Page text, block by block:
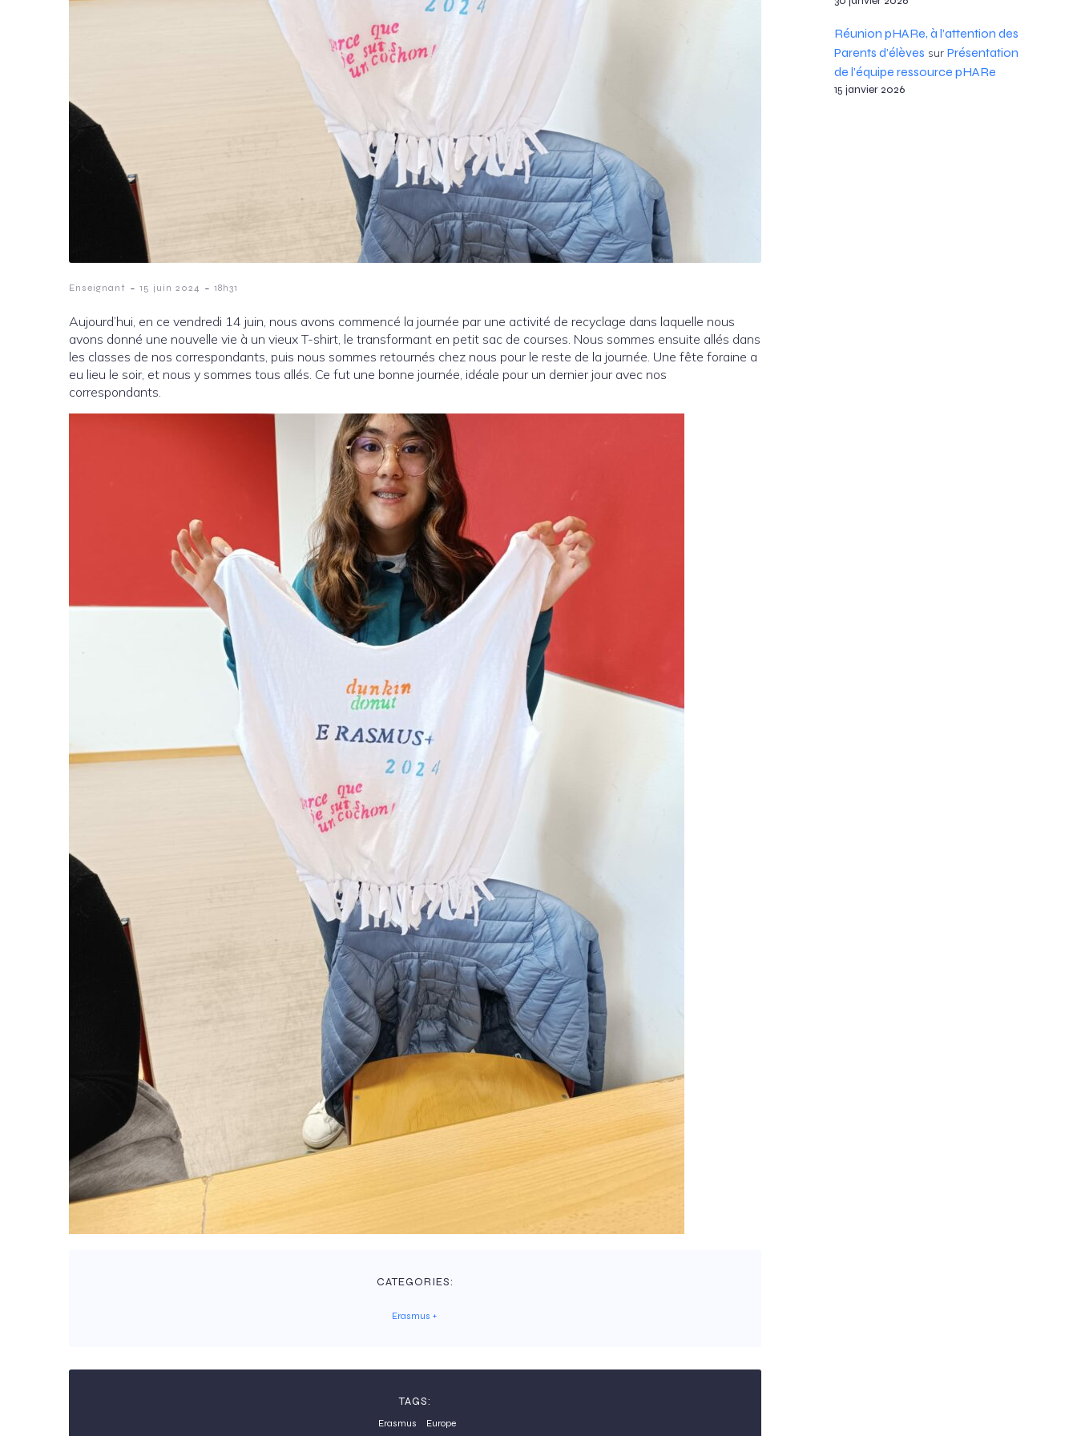
Enseignant - 15 juin 2024 - 18h31
Aujourd’hui, en ce vendredi 14 juin, nous avons commencé la journée par une activité de recyclage dans laquelle nous
avons donné une nouvelle vie à un vieux T-shirt, le transformant en petit sac de courses. Nous sommes ensuite allés dans
les classes de nos correspondants, puis nous sommes retournés chez nous pour le reste de la journée. Une fête foraine a
eu lieu le soir, et nous y sommes tous allés. Ce fut une bonne journée, idéale pour un dernier jour avec nos
correspondants.
CATEGORIES:
Erasmus +
TAGS:
Erasmus Europe
Réunion pHARe, à l’attention des
Parents d’élèves sur Présentation
de l’équipe ressource pHARe
15 janvier 2026